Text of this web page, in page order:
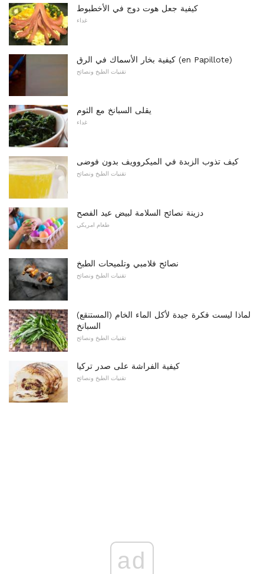
كيفية جعل هوت دوج في الأخطبوط
غداء
كيفية بخار الأسماك في الرق (en Papillote)
تقنيات الطبخ ونصائح
يقلى السبانخ مع الثوم
غداء
كيف تذوب الزبدة في الميكروويف بدون فوضى
تقنيات الطبخ ونصائح
دزينة نصائح السلامة لبيض عيد الفصح
طعام امريكي
نصائح فلامبي وتلميحات الطبخ
تقنيات الطبخ ونصائح
لماذا ليست فكرة جيدة لأكل الماء الخام (المستنقع)
السبانخ
تقنيات الطبخ ونصائح
كيفية الفراشة على صدر تركيا
تقنيات الطبخ ونصائح
ad